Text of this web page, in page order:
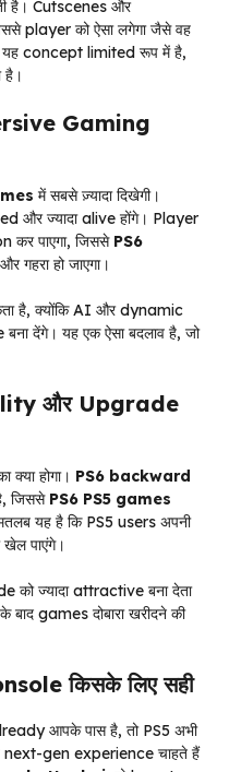
है। Cutscenes और
player को ऐसा लगेगा जैसे वह
यह concept limited रूप में है,
है।
Gaming
में सबसे ज़्यादा दिखेगी।
और ज्यादा alive होंगे। Player
कर पाएगा, जिससे PS6
गहरा हो जाएगा।
है, क्योंकि AI और dynamic
देंगे। यह एक ऐसा बदलाव है, जो
और Upgrade
क्या होगा। PS6 backward
जिससे PS6 PS5 games
यह है कि PS5 users अपनी
पाएंगे।
ज्यादा attractive बना देता
games दोबारा खरीदने की
किसके लिए सही
आपके पास है, तो PS5 अभी
gen experience चाहते हैं